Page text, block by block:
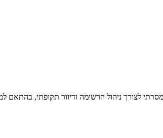
לצורך ניהול הרשימה ודיוור תקופתי, בהתאם